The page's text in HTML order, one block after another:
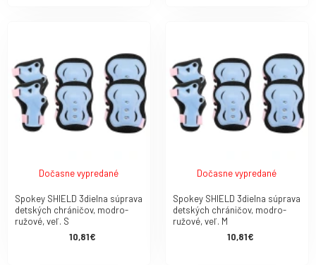
Dočasne vypredané
Spokey SHIELD 3dielna súprava
detských chráničov, modro-
ružové, veľ. S
10,81€
Dočasne vypredané
Spokey SHIELD 3dielna súprava
detských chráničov, modro-
ružové, veľ. M
10,81€